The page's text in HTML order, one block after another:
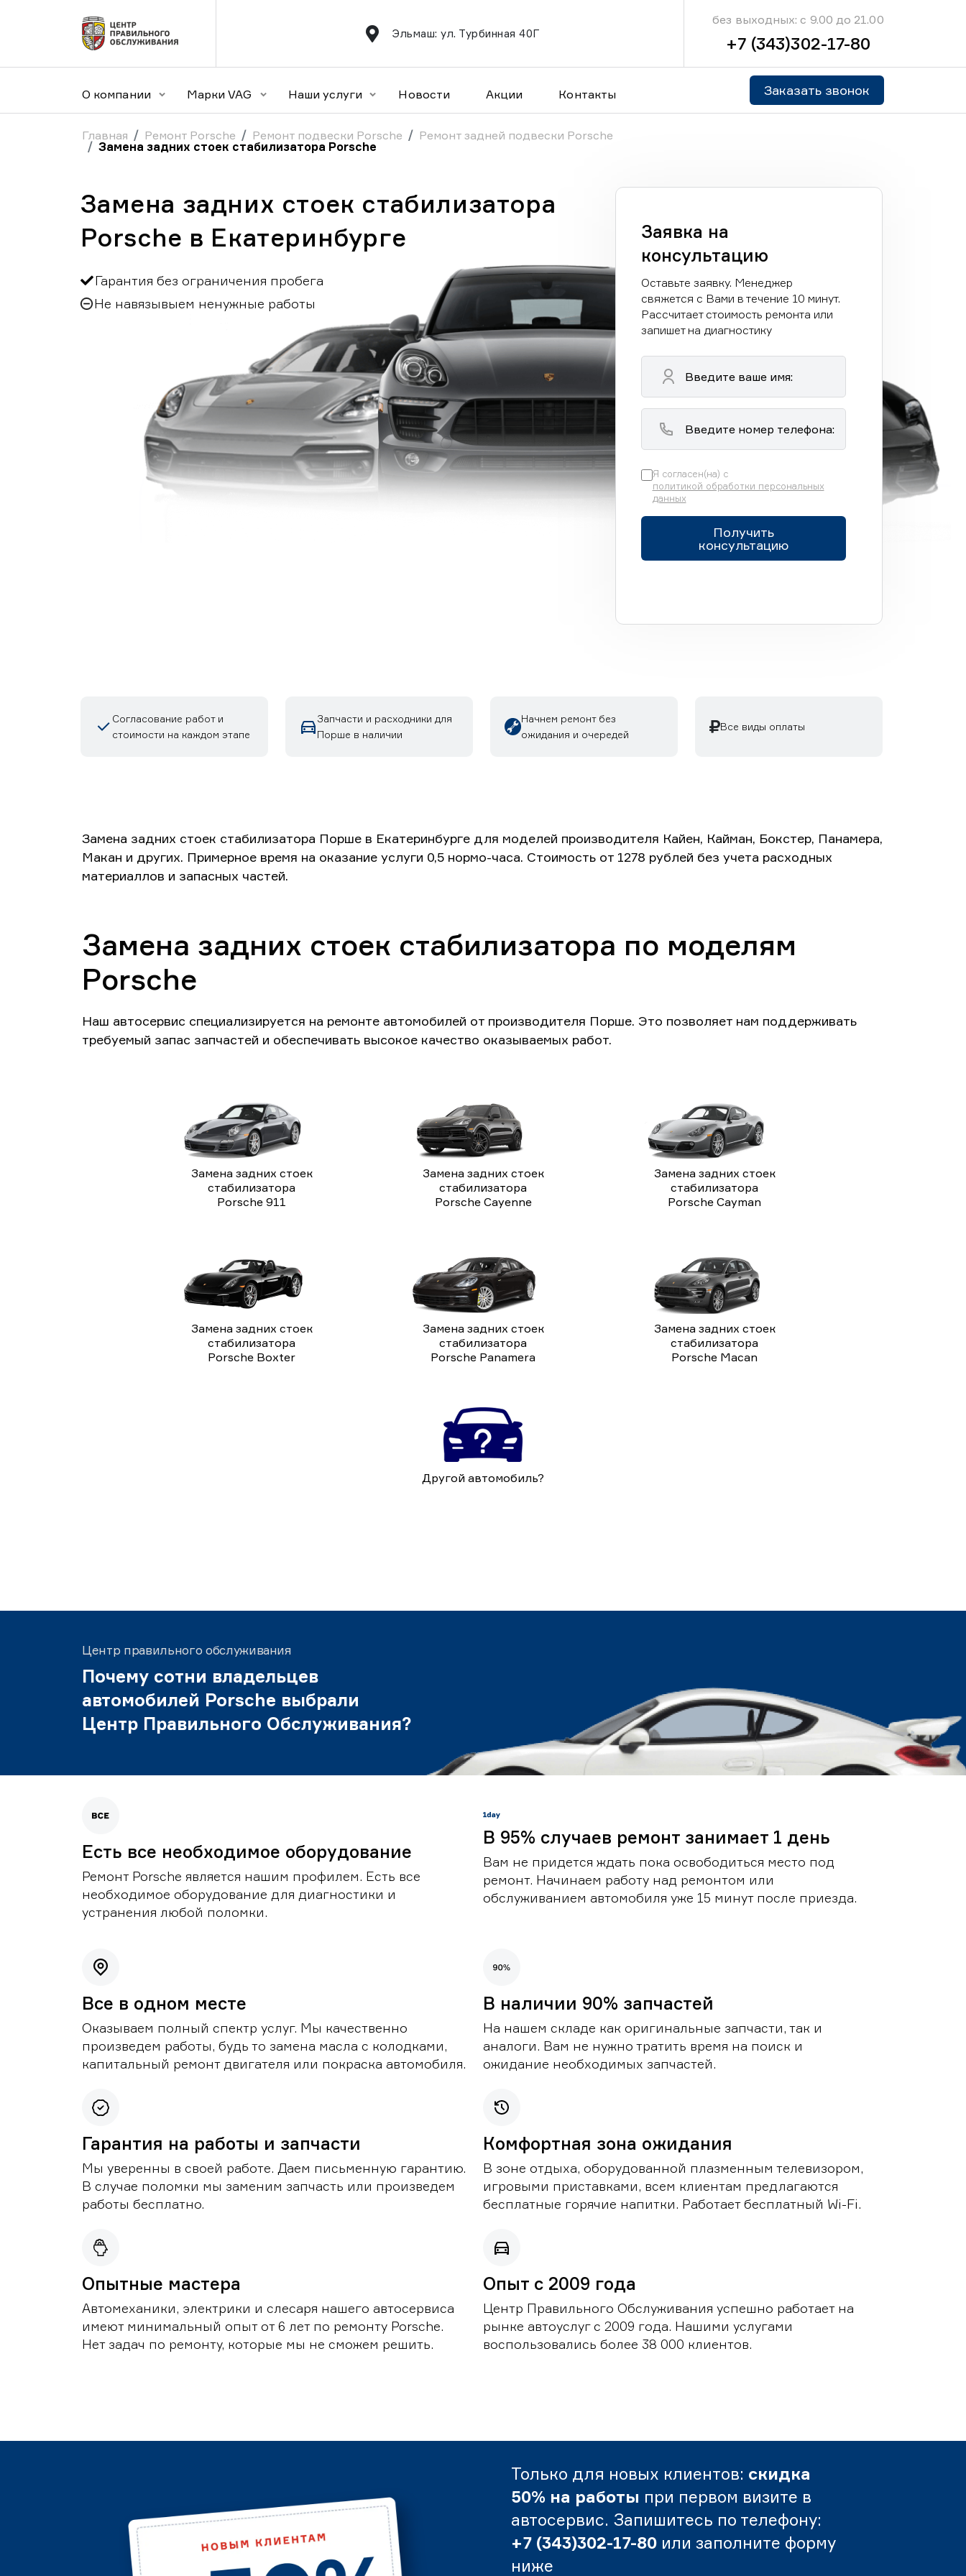
Эльмаш: ул. Турбинная 40Г
без выходных: с 9.00 до 21.00
+7 (343)302-17-80
О компании Марки VAG Наши услуги Новости Акции Контакты Заказать звонок
Главная Ремонт Porsche Ремонт подвески Porsche
Ремонт задней подвески Porsche
Замена задних стоек стабилизатора Porsche
Замена задних стоек стабилизатора
Porsche в Екатеринбурге
Гарантия без ограничения пробега
Не навязывыем ненужные работы
Заявка на
консультацию
Оставьте заявку. Менеджер
свяжется с Вами в течение 10 минут.
Рассчитает стоимость ремонта или
запишет на диагностику
Я согласен(на) с
политикой обработки персональных
данных
Получить
консультацию
Согласование работ и
стоимости на каждом этапе
Запчасти и расходники для
Порше в наличии
Начнем ремонт без
ожидания и очередей
Все виды оплаты
Замена задних стоек стабилизатора Порше в Екатеринбурге для моделей производителя Кайен, Кайман, Бокстер, Панамера,
Макан и других. Примерное время на оказание услуги 0,5 нормо-часа. Стоимость от 1278 рублей без учета расходных
материаллов и запасных частей.
Замена задних стоек стабилизатора по моделям
Porsche
Наш автосервис специализируется на ремонте автомобилей от производителя Порше. Это позволяет нам поддерживать
требуемый запас запчастей и обеспечивать высокое качество оказываемых работ.
Замена задних стоек
стабилизатора
Porsche 911
Замена задних стоек
стабилизатора
Porsche Cayenne
Замена задних стоек
стабилизатора
Porsche Cayman
Замена задних стоек
стабилизатора
Porsche Boxter
Замена задних стоек
стабилизатора
Porsche Panamera
Замена задних стоек
стабилизатора
Porsche Macan
Другой автомобиль?
Центр правильного обслуживания
Почему сотни владельцев
автомобилей Porsche выбрали
Центр Правильного Обслуживания?
Есть все необходимое оборудование
Ремонт Porsche является нашим профилем. Есть все
необходимое оборудование для диагностики и
устранения любой поломки.
В 95% случаев ремонт занимает 1 день
Вам не придется ждать пока освободиться место под
ремонт. Начинаем работу над ремонтом или
обслуживанием автомобиля уже 15 минут после приезда.
Все в одном месте
Оказываем полный спектр услуг. Мы качественно
произведем работы, будь то замена масла с колодками,
капитальный ремонт двигателя или покраска автомобиля.
В наличии 90% запчастей
На нашем складе как оригинальные запчасти, так и
аналоги. Вам не нужно тратить время на поиск и
ожидание необходимых запчастей.
Гарантия на работы и запчасти
Мы уверенны в своей работе. Даем письменную гарантию.
В случае поломки мы заменим запчасть или произведем
работы бесплатно.
Комфортная зона ожидания
В зоне отдыха, оборудованной плазменным телевизором,
игровыми приставками, всем клиентам предлагаются
бесплатные горячие напитки. Работает бесплатный Wi-Fi.
Опытные мастера
Автомеханики, электрики и слесаря нашего автосервиса
имеют минимальный опыт от 6 лет по ремонту Porsche.
Нет задач по ремонту, которые мы не сможем решить.
Опыт с 2009 года
Центр Правильного Обслуживания успешно работает на
рынке автоуслуг с 2009 года. Нашими услугами
воспользовались более 38 000 клиентов.
Только для новых клиентов: скидка
50% на работы при первом визите в
автосервис. Запишитесь по телефону:
+7 (343)302-17-80 или заполните форму
ниже